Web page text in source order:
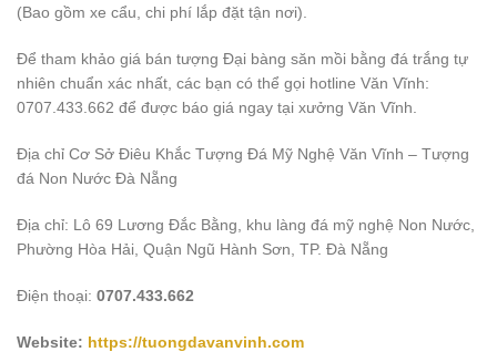
(Bao gồm xe cẩu, chi phí lắp đặt tận nơi).
Để tham khảo giá bán tượng Đại bàng săn mồi bằng đá trắng tự
nhiên chuẩn xác nhất, các bạn có thể gọi hotline Văn Vĩnh:
0707.433.662 để được báo giá ngay tại xưởng Văn Vĩnh.
Địa chỉ Cơ Sở Điêu Khắc Tượng Đá Mỹ Nghệ Văn Vĩnh – Tượng
đá Non Nước Đà Nẵng
Địa chỉ: Lô 69 Lương Đắc Bằng, khu làng đá mỹ nghệ Non Nước,
Phường Hòa Hải, Quận Ngũ Hành Sơn, TP. Đà Nẵng
Điện thoại: 0707.433.662
Website: https://tuongdavanvinh.com